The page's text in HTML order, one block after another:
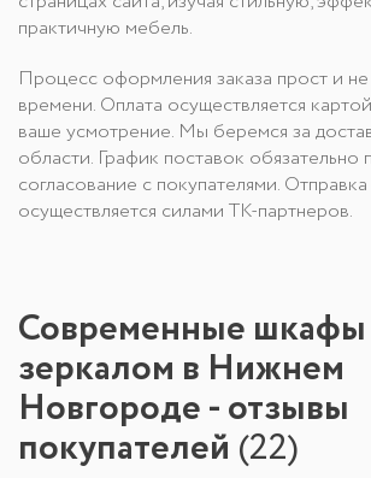
практичную мебель.
Процесс оформления заказа прост и
времени. Оплата осуществляется
ваше усмотрение. Мы беремся за
области. График поставок обязательно
согласование с покупателями.
осуществляется силами ТК-партнеров.
Современные шкафы
зеркалом в Нижнем
Новгороде - отзывы
покупателей (22)